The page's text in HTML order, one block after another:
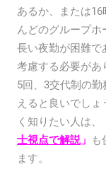
あるか、または
んどのグループホ
長い夜勤が困難で
考慮する必要があ
5回、3交代制の
えると良いでし
く知りたい人は、
士視点で解説」
も
ます。